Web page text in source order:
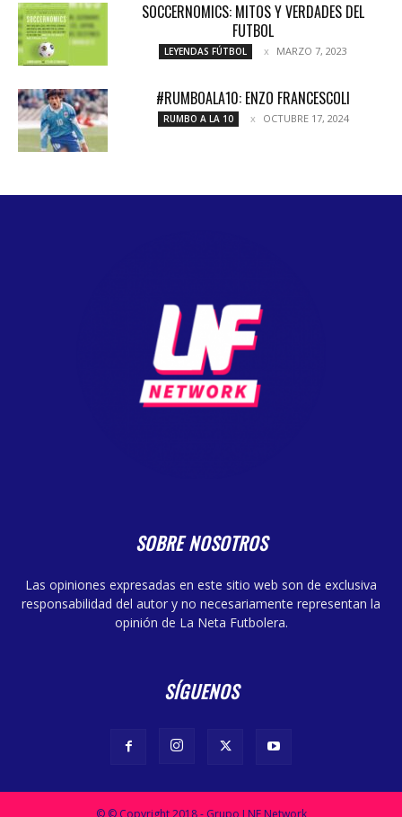
SOCCERNOMICS: MITOS Y VERDADES DEL
FUTBOL
LEYENDAS FÚTBOL MARZO 7, 2023
#RUMBOALA10: ENZO FRANCESCOLI
RUMBO A LA 10 OCTUBRE 17, 2024
SOBRE NOSOTROS
Las opiniones expresadas en este sitio web son de exclusiva
responsabilidad del autor y no necesariamente representan la
opinión de La Neta Futbolera.
SÍGUENOS
© © Copyright 2018 - Grupo LNF Network